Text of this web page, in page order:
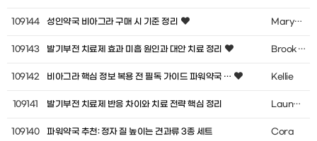
109144 성인약국 비아그라 구매 시 기준 정리 Maryanne
109143 발기부전 치료제 효과 미흡 원인과 대안 치료 정리 Brook Hawdon
109142 비아그라 핵심 정보 복용 전 필독 가이드 파워약국 … Kellie
109141 발기부전 치료제 반응 차이와 치료 전략 핵심 정리 Launa Greenhalg…
109140 파워약국 추천: 정자 질 높이는 견과류 3종 세트 Cora